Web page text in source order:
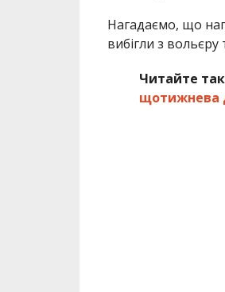
Нагадаємо, що
вибігли з
Читайте
щотижнева